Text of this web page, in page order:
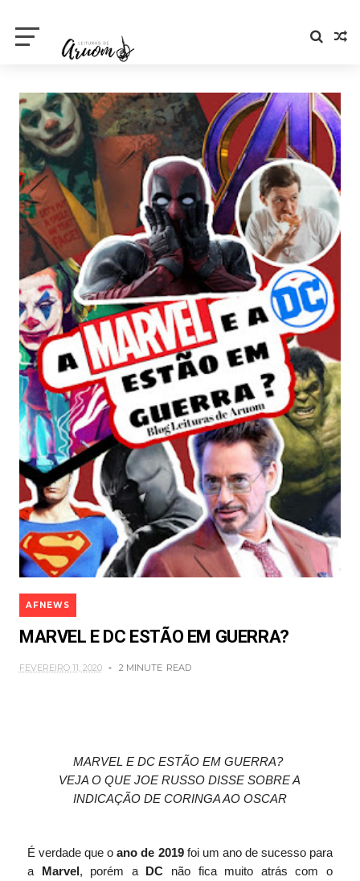
AFNEWS
MARVEL E DC ESTÃO EM GUERRA?
FEVEREIRO 11, 2020 2 MINUTE READ
MARVEL E DC ESTÃO EM GUERRA?
VEJA O QUE JOE RUSSO DISSE SOBRE A
INDICAÇÃO DE CORINGA AO OSCAR
É verdade que oano de 2019 foi um ano de sucesso para
a Marvel, porém a DC não fica muito atrás com o